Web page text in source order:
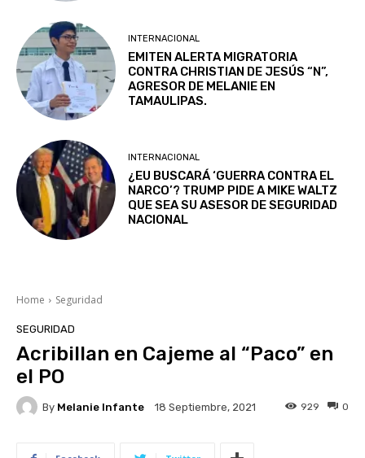
INTERNACIONAL
EMITEN ALERTA MIGRATORIA
CONTRA CHRISTIAN DE JESÚS “N”,
AGRESOR DE MELANIE EN
TAMAULIPAS.
INTERNACIONAL
¿EU BUSCARÁ ‘GUERRA CONTRA EL
NARCO’? TRUMP PIDE A MIKE WALTZ
QUE SEA SU ASESOR DE SEGURIDAD
NACIONAL